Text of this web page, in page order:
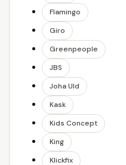
Flamingo
Giro
Greenpeople
JBS
Joha Uld
Kask
Kids Concept
King
Klickfix